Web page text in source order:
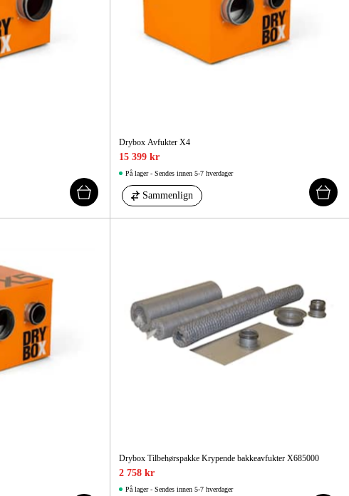
Drybox Avfukter X4
15 399 kr
På lager - Sendes innen 5-7 hverdager
Sammenlign
Drybox Tilbehørspakke Krypende bakkeavfukter X685000
2 758 kr
På lager - Sendes innen 5-7 hverdager